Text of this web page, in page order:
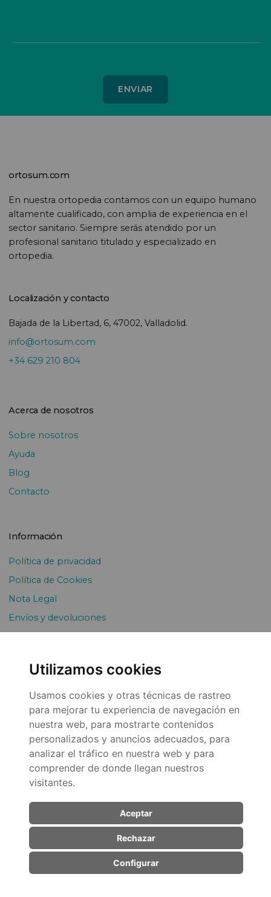
Utilizamos cookies
Usamos cookies y otras técnicas de rastreo
para mejorar tu experiencia de navegación en
nuestra web, para mostrarte contenidos
personalizados y anuncios adecuados, para
analizar el tráfico en nuestra web y para
comprender de donde llegan nuestros
visitantes.
Aceptar
Rechazar
Configurar
ortosum.com
En nuestra ortopedia contamos con un equipo humano
altamente cualificado, con amplia de experiencia en el
sector sanitario. Siempre serás atendido por un
profesional sanitario titulado y especializado en
ortopedia.
Localización y contacto
Bajada de la Libertad, 6, 47002, Valladolid.
info@ortosum.com
+34 629 210 804
Acerca de nosotros
Sobre nosotros
Ayuda
Blog
Contacto
Información
Política de privacidad
Política de Cookies
Nota Legal
Envíos y devoluciones
© 2026